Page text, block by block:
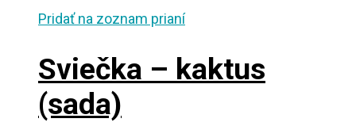
Pridať na zoznam prianí
Sviečka – kaktus
(sada)